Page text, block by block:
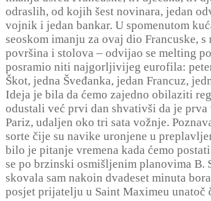
odraslih, od kojih šest novinara, jedan
vojnik i jedan bankar. U spomenutom
seoskom imanju za ovaj dio Francuske,
površina i stolova – odvijao se melting
posramio niti najgorljivijeg eurofila:
Škot, jedna Šveđanka, jedan Francuz,
Ideja je bila da ćemo zajedno obilaziti
odustali već prvi dan shvativši da je
Pariz, udaljen oko tri sata vožnje.
sorte čije su navike uronjene u
bilo je pitanje vremena kada ćemo
se po brzinski osmišljenim planovima B.
skovala sam nakoin dvadeset minuta
posjet prijatelju u Saint Maximeu unatoč